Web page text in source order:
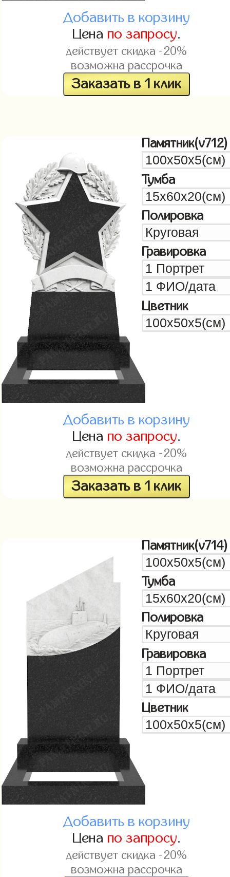
Добавить в корзину
Цена по запросу.
действует скидка -20%
возможна рассрочка
Заказать в 1 клик
Памятник(v712)
Тумба
Полировка
Гравировка
Цветник
Добавить в корзину
Цена по запросу.
действует скидка -20%
возможна рассрочка
Заказать в 1 клик
Памятник(v714)
Тумба
Полировка
Гравировка
Цветник
Добавить в корзину
Цена по запросу.
действует скидка -20%
возможна рассрочка